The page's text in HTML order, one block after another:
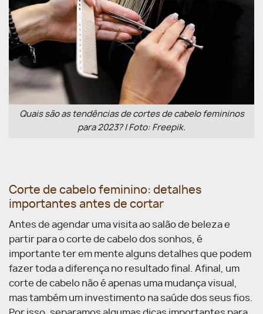
Quais são as tendências de cortes de cabelo femininos
para 2023? | Foto: Freepik.
Corte de cabelo feminino: detalhes
importantes antes de cortar
Antes de agendar uma visita ao salão de beleza e
partir para o corte de cabelo dos sonhos, é
importante ter em mente alguns detalhes que podem
fazer toda a diferença no resultado final. Afinal, um
corte de cabelo não é apenas uma mudança visual,
mas também um investimento na saúde dos seus fios.